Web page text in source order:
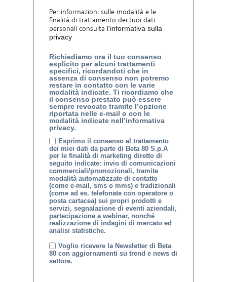
Per informazioni sulle modalità e le
finalità di trattamento dei tuoi dati
personali consulta l'informativa sulla
privacy
Richiediamo ora il tuo consenso
esplicito per alcuni trattamenti
specifici, ricordandoti che in
assenza di consenso non potremo
restare in contatto con le varie
modalità indicate. Ti ricordiamo che
il consenso prestato può essere
sempre revocato tramite l’opzione
riportata nelle e-mail o con le
modalità indicate nell’informativa
privacy.
Esprimo il consenso al trattamento
dei miei dati da parte di Beta 80 S.p.A
per le finalità di marketing diretto di
seguito indicate: invio di comunicazioni
commerciali/promozionali, tramite
modalità automatizzate di contatto
(come e-mail, sms o mms) e tradizionali
(come ad es. telefonate con operatore o
posta cartacea) sui propri prodotti e
servizi, segnalazione di eventi aziendali,
partecipazione a webinar, nonché
realizzazione di indagini di mercato ed
analisi statistiche.
Voglio ricevere la Newsletter di Beta
80 con aggiornamenti su trend e news di
settore.